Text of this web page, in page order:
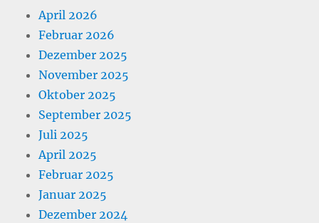
April 2026
Februar 2026
Dezember 2025
November 2025
Oktober 2025
September 2025
Juli 2025
April 2025
Februar 2025
Januar 2025
Dezember 2024